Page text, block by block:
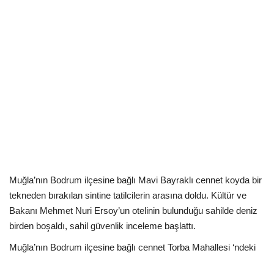
Gündem
Dünya
Muğla’nın Bodrum ilçesine bağlı Mavi Bayraklı cennet koyda bir
tekneden bırakılan sintine tatilcilerin arasına doldu. Kültür ve
Bakanı Mehmet Nuri Ersoy’un otelinin bulunduğu sahilde deniz
birden boşaldı, sahil güvenlik inceleme başlattı.
Muğla’nın Bodrum ilçesine bağlı cennet Torba Mahallesi ‘ndeki